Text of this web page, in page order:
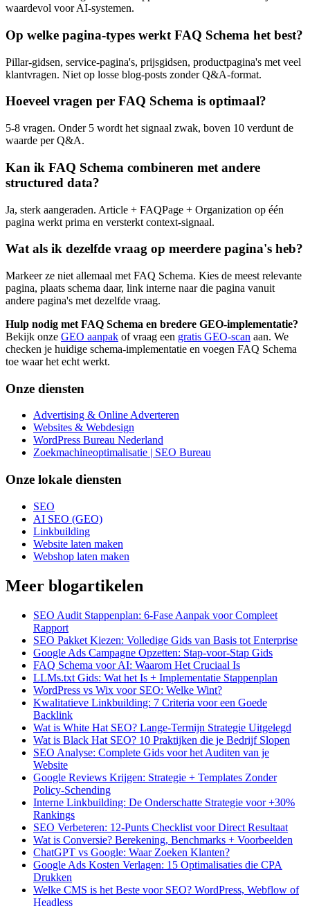
waardevol voor AI-systemen.
Op welke pagina-types werkt FAQ Schema het best?
Pillar-gidsen, service-pagina's, prijsgidsen, productpagina's met veel
klantvragen. Niet op losse blog-posts zonder Q&A-format.
Hoeveel vragen per FAQ Schema is optimaal?
5-8 vragen. Onder 5 wordt het signaal zwak, boven 10 verdunt de
waarde per Q&A.
Kan ik FAQ Schema combineren met andere
structured data?
Ja, sterk aangeraden. Article + FAQPage + Organization op één
pagina werkt prima en versterkt context-signaal.
Wat als ik dezelfde vraag op meerdere pagina's heb?
Markeer ze niet allemaal met FAQ Schema. Kies de meest relevante
pagina, plaats schema daar, link interne naar die pagina vanuit
andere pagina's met dezelfde vraag.
Hulp nodig met FAQ Schema en bredere GEO-implementatie?
Bekijk onze GEO aanpak of vraag een gratis GEO-scan aan. We
checken je huidige schema-implementatie en voegen FAQ Schema
toe waar het echt werkt.
Onze diensten
Advertising & Online Adverteren
Websites & Webdesign
WordPress Bureau Nederland
Zoekmachineoptimalisatie | SEO Bureau
Onze lokale diensten
SEO
AI SEO (GEO)
Linkbuilding
Website laten maken
Webshop laten maken
Meer blogartikelen
SEO Audit Stappenplan: 6-Fase Aanpak voor Compleet
Rapport
SEO Pakket Kiezen: Volledige Gids van Basis tot Enterprise
Google Ads Campagne Opzetten: Stap-voor-Stap Gids
FAQ Schema voor AI: Waarom Het Cruciaal Is
LLMs.txt Gids: Wat het Is + Implementatie Stappenplan
WordPress vs Wix voor SEO: Welke Wint?
Kwalitatieve Linkbuilding: 7 Criteria voor een Goede
Backlink
Wat is White Hat SEO? Lange-Termijn Strategie Uitgelegd
Wat is Black Hat SEO? 10 Praktijken die je Bedrijf Slopen
SEO Analyse: Complete Gids voor het Auditen van je
Website
Google Reviews Krijgen: Strategie + Templates Zonder
Policy-Schending
Interne Linkbuilding: De Onderschatte Strategie voor +30%
Rankings
SEO Verbeteren: 12-Punts Checklist voor Direct Resultaat
Wat is Conversie? Berekening, Benchmarks + Voorbeelden
ChatGPT vs Google: Waar Zoeken Klanten?
Google Ads Kosten Verlagen: 15 Optimalisaties die CPA
Drukken
Welke CMS is het Beste voor SEO? WordPress, Webflow of
Headless